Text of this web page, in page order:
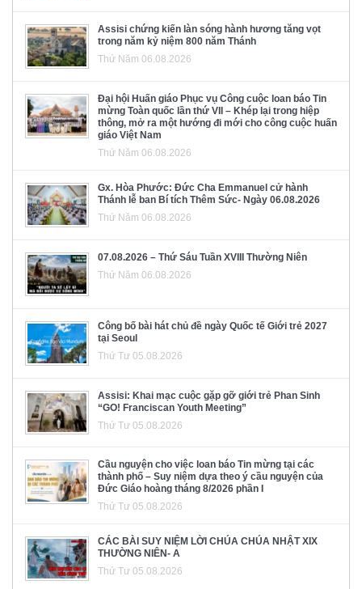
Assisi chứng kiến làn sóng hành hương tăng vọt
trong năm kỷ niệm 800 năm Thánh
Thứ Năm 06.08.2026
Đại hội Huấn giáo Phục vụ Công cuộc loan báo Tin
mừng Toàn quốc lần thứ VII – Khép lại trong hiệp
thông, mở ra một hướng đi mới cho công cuộc huấn
giáo Việt Nam
Thứ Năm 06.08.2026
Gx. Hòa Phước: Đức Cha Emmanuel cử hành
Thánh lễ ban Bí tích Thêm Sức- Ngày 06.08.2026
Thứ Năm 06.08.2026
07.08.2026 – Thứ Sáu Tuần XVIII Thường Niên
Thứ Năm 06.08.2026
Công bố bài hát chủ đề ngày Quốc tế Giới trẻ 2027
tại Seoul
Thứ Tư 05.08.2026
Assisi: Khai mạc cuộc gặp gỡ giới trẻ Phan Sinh
“GO! Franciscan Youth Meeting”
Thứ Tư 05.08.2026
Cầu nguyện cho việc loan báo Tin mừng tại các
thành phố – Suy niệm dựa theo ý cầu nguyện của
Đức Giáo hoàng tháng 8/2026 phần I
Thứ Tư 05.08.2026
CÁC BÀI SUY NIỆM LỜI CHÚA CHÚA NHẬT XIX
THƯỜNG NIÊN- A
Thứ Tư 05.08.2026